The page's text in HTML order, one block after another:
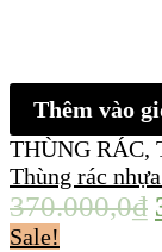
Thêm vào
THÙNG RÁC,
Thùng rác
370.000,0₫
Sale!